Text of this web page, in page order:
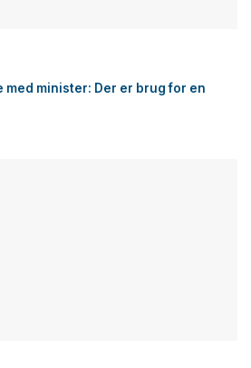
med minister: Der er brug for en